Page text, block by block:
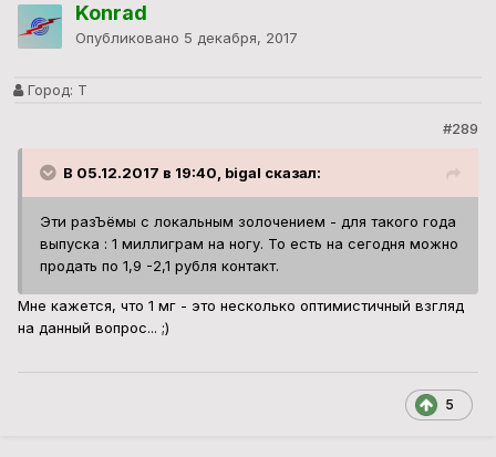
Konrad
Опубликовано 5 декабря, 2017
Город: Т
#289
В 05.12.2017 в 19:40, bigal сказал:
Эти разЪёмы с локальным золочением - для такого года
выпуска : 1 миллиграм на ногу. То есть на сегодня можно
продать по 1,9 -2,1 рубля контакт.
Мне кажется, что 1 мг - это несколько оптимистичный взгляд
на данный вопрос... ;)
5